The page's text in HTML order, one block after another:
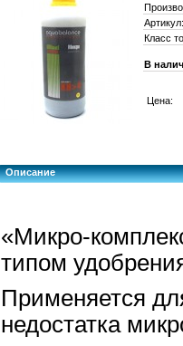
Артикул:
Класс
В
Цена:
Описание
«Микро-
типом
Применяется
недостатка